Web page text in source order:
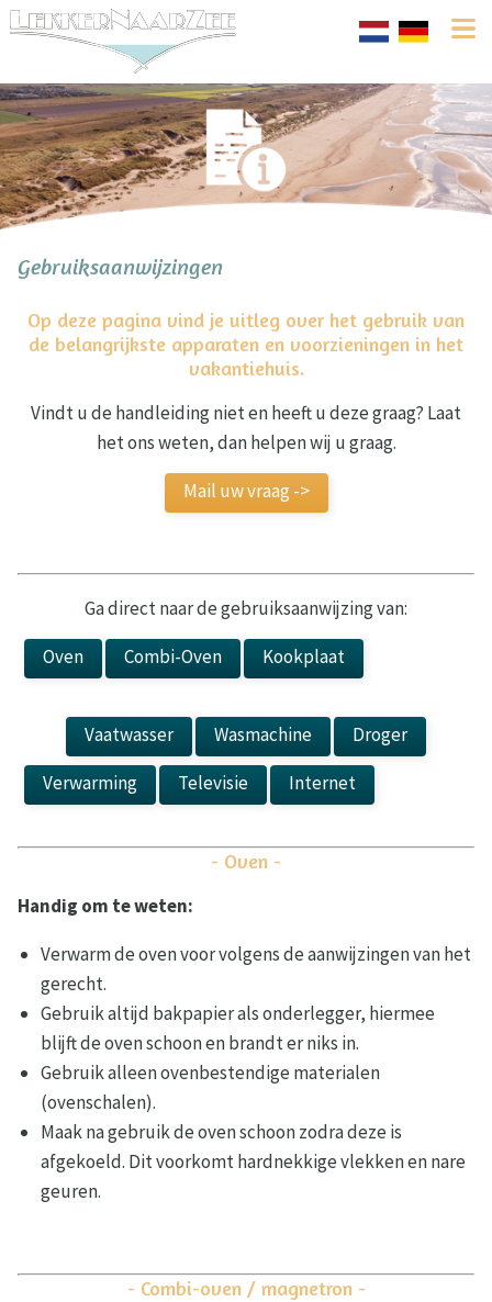
Gebruiksaanwijzingen
Op deze pagina vind je uitleg over het gebruik van
de belangrijkste apparaten en voorzieningen in het
vakantiehuis.
Vindt u de handleiding niet en heeft u deze graag? Laat
het ons weten, dan helpen wij u graag.
Mail uw vraag ->
Ga direct naar de gebruiksaanwijzing van:
Oven
Combi-Oven Kookplaat
Vaatwasser Wasmachine
Droger
Verwarming
Televisie Internet
- Oven -
Handig om te weten:
Verwarm de oven voor volgens de aanwijzingen van het
gerecht.
Gebruik altijd bakpapier als onderlegger, hiermee
blijft de oven schoon en brandt er niks in.
Gebruik alleen ovenbestendige materialen
(ovenschalen).
Maak na gebruik de oven schoon zodra deze is
afgekoeld. Dit voorkomt hardnekkige vlekken en nare
geuren.
- Combi-oven / magnetron -